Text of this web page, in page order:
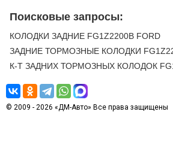
42 LINCOLN MKT 2013 V6 3.7L
Поисковые запросы:
КОЛОДКИ ЗАДНИЕ FG1Z2200B FORD
ЗАДНИЕ ТОРМОЗНЫЕ КОЛОДКИ
К-Т ЗАДНИХ ТОРМОЗНЫХ КОЛОДОК
© 2009 - 2026 «ДМ-Авто» Все права защищены